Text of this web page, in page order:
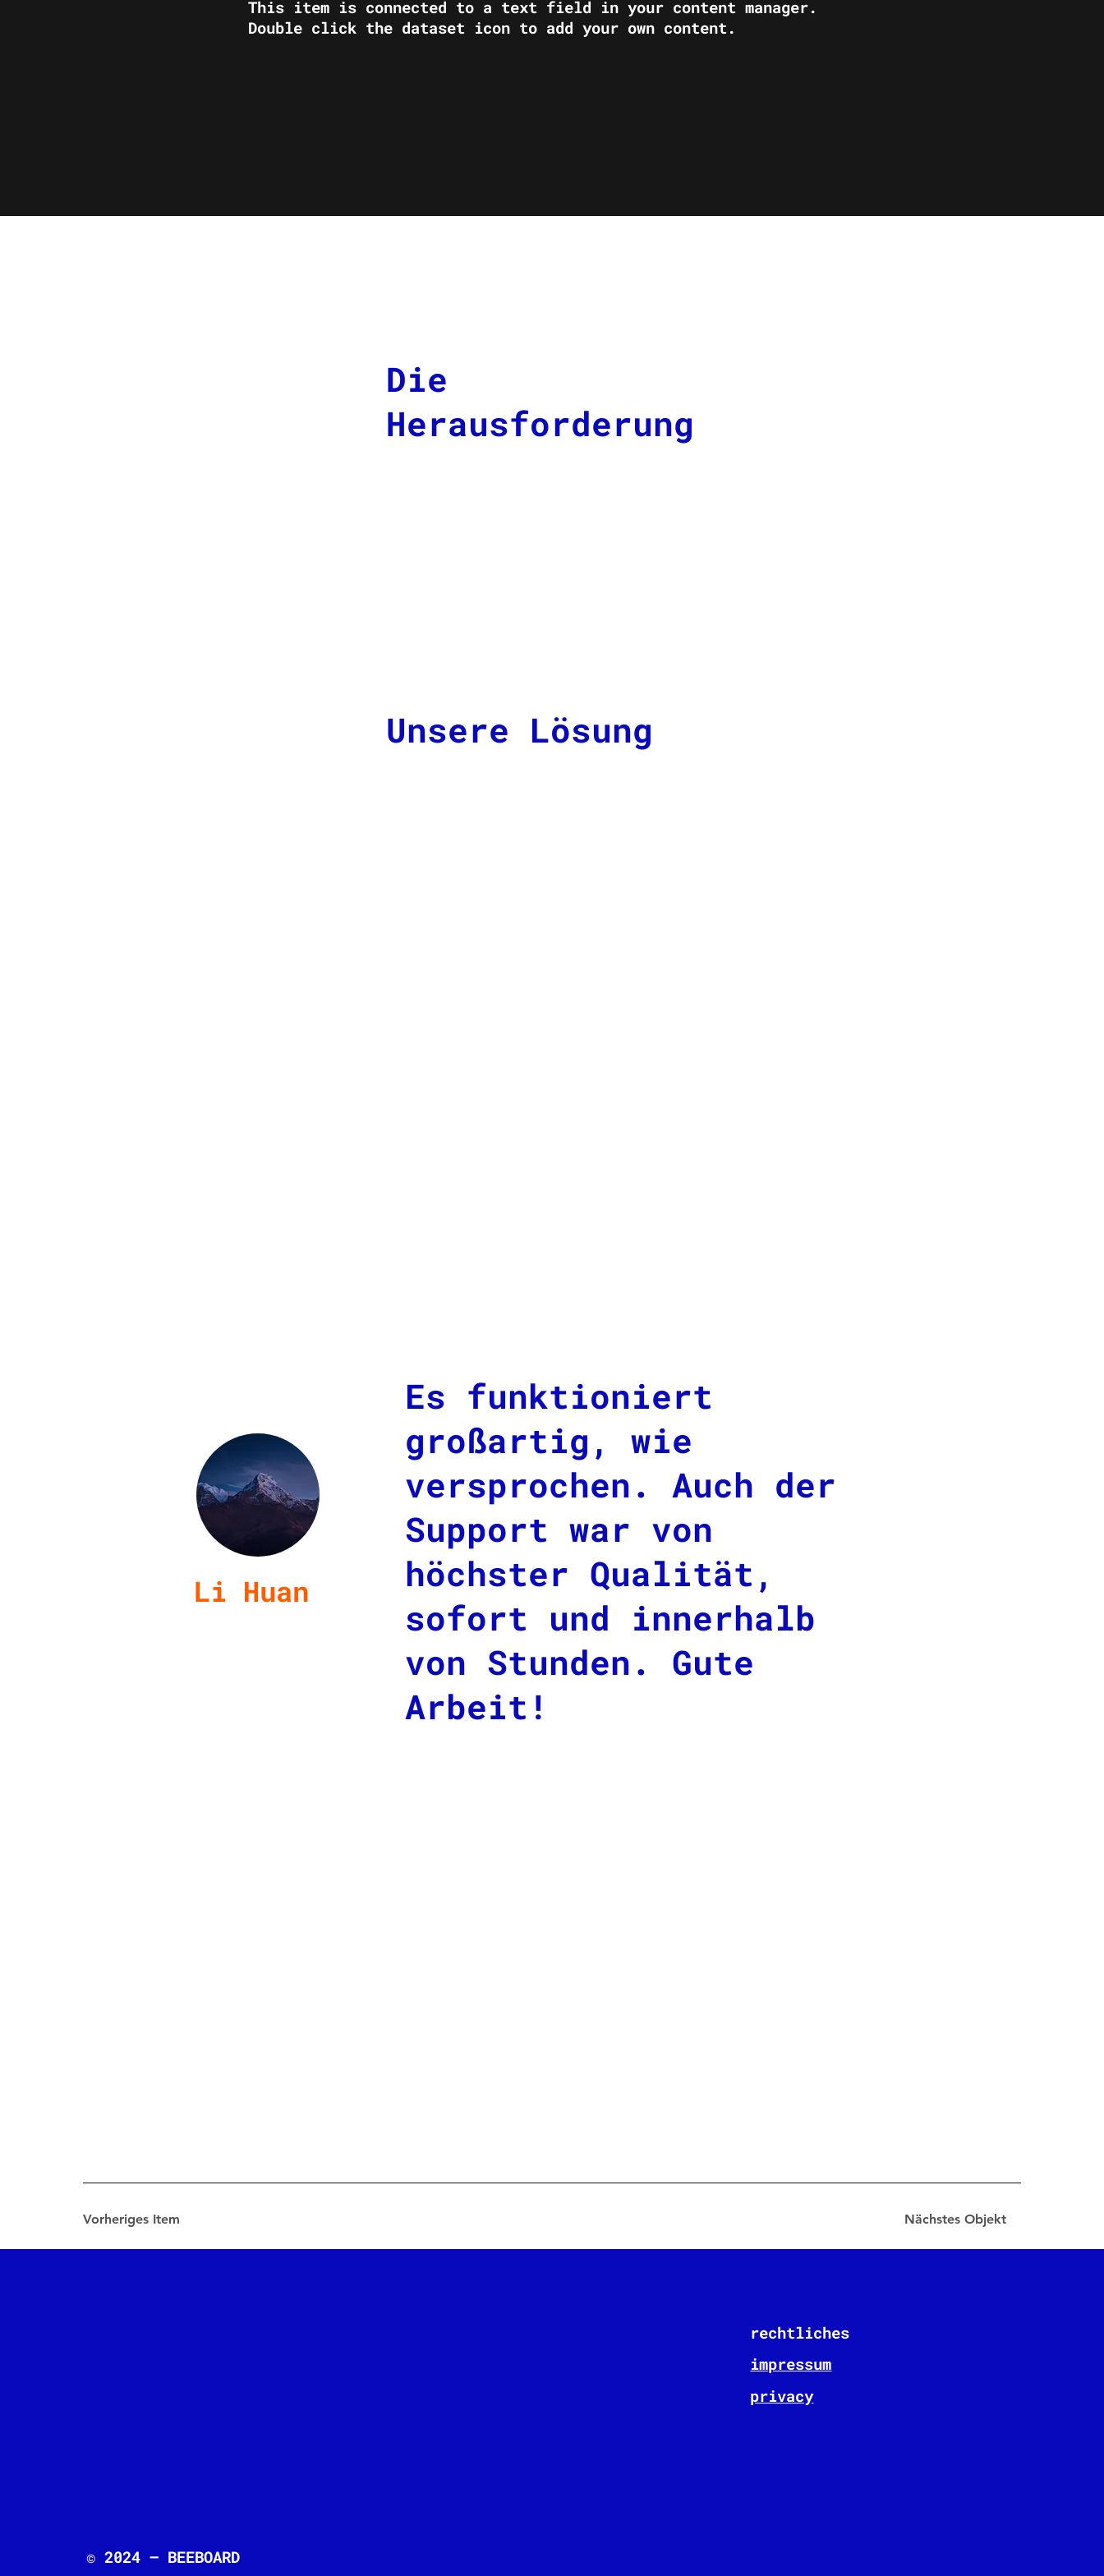
Vorheriges Item Nächstes Objekt
​This item is connected to a text field in your content manager.
Double click the dataset icon to add your own content.
Unsere Lösung
Die
Herausforderung
Li Huan
Es funktioniert
großartig, wie
versprochen. Auch der
Support war von
höchster Qualität,
sofort und innerhalb
von Stunden. Gute
Arbeit!
rechtliches
impressum
privacy
© 2024 – BEEBOARD